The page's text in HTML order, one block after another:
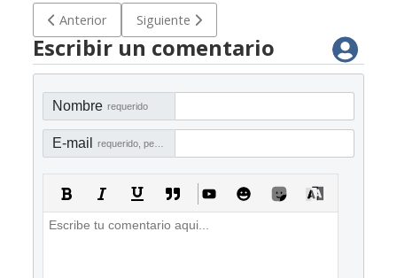
Artículo anterior: 🔖 Sesión de Maestros de la Auditoría
Anterior Artículo siguiente: Programa de
Siguiente
Escribir un comentario
Nombre requerido
E-mail